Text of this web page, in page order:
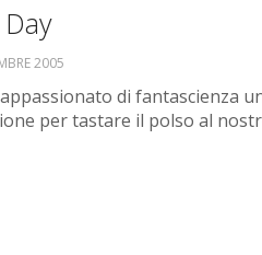
2005
di fantascienza
per tastare il polso al